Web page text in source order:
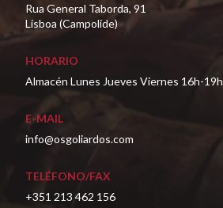
Rua General Taborda, 91
Lisboa (Campolide)
HORARIO
Almacén Lunes Jueves Viernes 16h-19h
E-MAIL
info@osgoliardos.com
TELÉFONO/FAX
+351 213 462 156